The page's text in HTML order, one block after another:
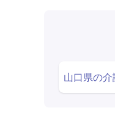
山口県の介